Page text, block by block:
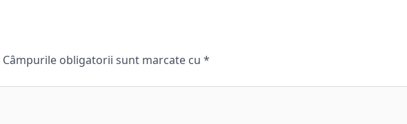
Câmpurile obligatorii sunt marcate cu *